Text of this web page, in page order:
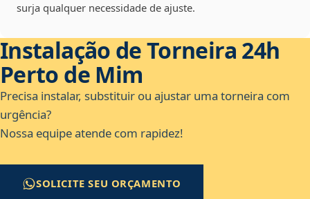
surja qualquer necessidade de ajuste.
Instalação de Torneira 24h
Perto de Mim
Precisa instalar, substituir ou ajustar uma torneira com
urgência?
Nossa equipe atende com rapidez!
SOLICITE SEU ORÇAMENTO